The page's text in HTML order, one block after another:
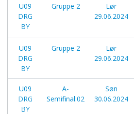
U09
DRG
BY
Gruppe 2
Lør
29.06.2024
U09
DRG
BY
Gruppe 2
Lør
29.06.2024
U09
DRG
BY
A-
Semifinal:02
Søn
30.06.2024